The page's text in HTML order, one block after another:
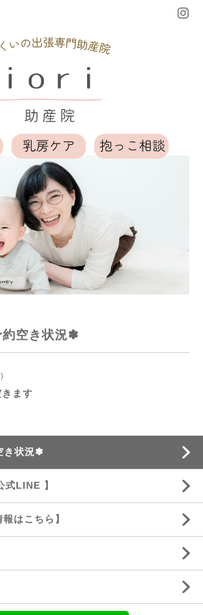
空き状況✽
ます
き状況✽
式LINE 】
はこちら】